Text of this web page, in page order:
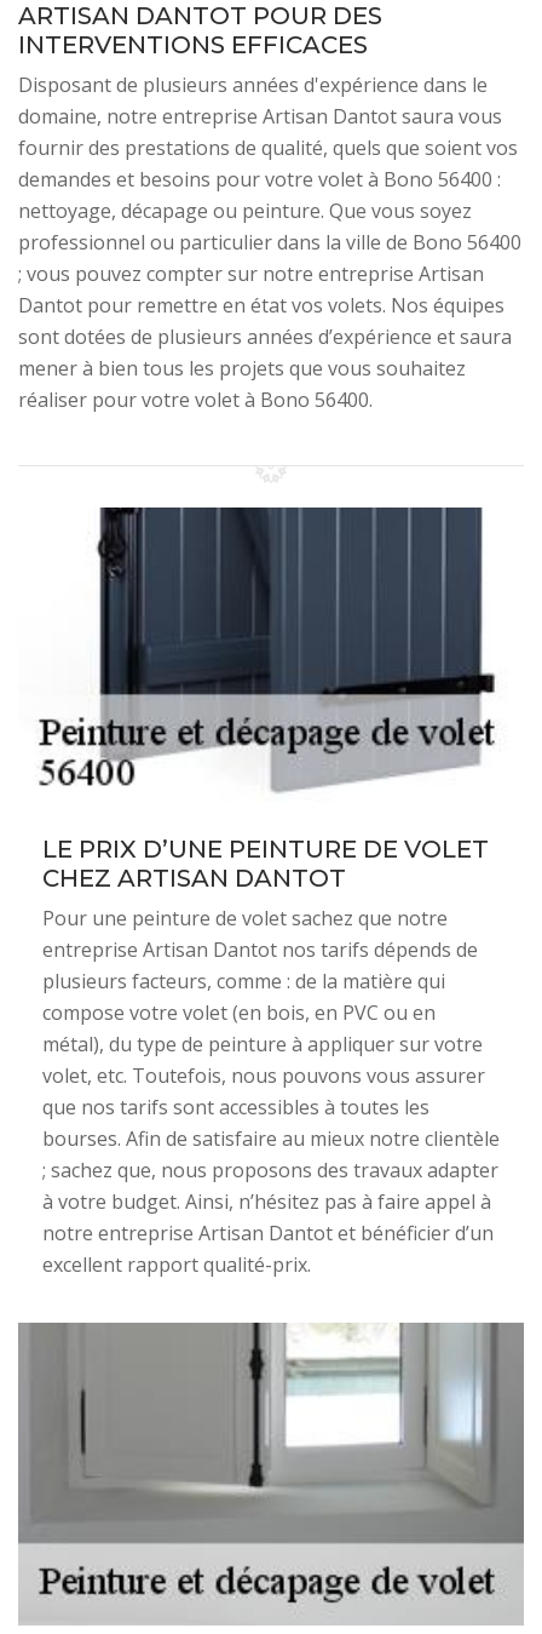
ARTISAN DANTOT POUR DES
INTERVENTIONS EFFICACES
Disposant de plusieurs années d'expérience dans le
domaine, notre entreprise Artisan Dantot saura vous
fournir des prestations de qualité, quels que soient vos
demandes et besoins pour votre volet à Bono 56400 :
nettoyage, décapage ou peinture. Que vous soyez
professionnel ou particulier dans la ville de Bono 56400
; vous pouvez compter sur notre entreprise Artisan
Dantot pour remettre en état vos volets. Nos équipes
sont dotées de plusieurs années d’expérience et saura
mener à bien tous les projets que vous souhaitez
réaliser pour votre volet à Bono 56400.
LE PRIX D’UNE PEINTURE DE VOLET
CHEZ ARTISAN DANTOT
Pour une peinture de volet sachez que notre
entreprise Artisan Dantot nos tarifs dépends de
plusieurs facteurs, comme : de la matière qui
compose votre volet (en bois, en PVC ou en
métal), du type de peinture à appliquer sur votre
volet, etc. Toutefois, nous pouvons vous assurer
que nos tarifs sont accessibles à toutes les
bourses. Afin de satisfaire au mieux notre clientèle
; sachez que, nous proposons des travaux adapter
à votre budget. Ainsi, n’hésitez pas à faire appel à
notre entreprise Artisan Dantot et bénéficier d’un
excellent rapport qualité-prix.